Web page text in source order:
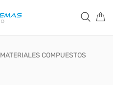
MATERIALES COMPUESTOS